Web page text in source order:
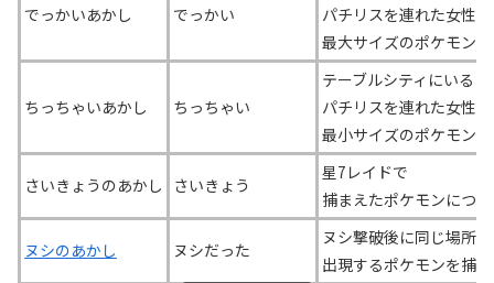
でっかいあかし でっかい
パチリスを連れた女性に
最大サイズのポケモン
ちっちゃいあかし ちっちゃい
テーブルシティにいる
パチリスを連れた女性に
最小サイズのポケモン
さいきょうのあかし さいきょう
星7レイドで
捕まえたポケモンにつ
ヌシのあかし ヌシだった
ヌシ撃破後に同じ場所で
出現するポケモンを捕